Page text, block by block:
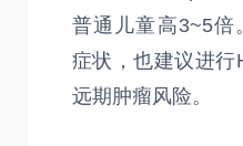
普通儿童高3~5倍
症状，也建议进行
远期肿瘤风险。